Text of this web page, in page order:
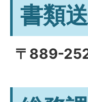
書類
〒889-